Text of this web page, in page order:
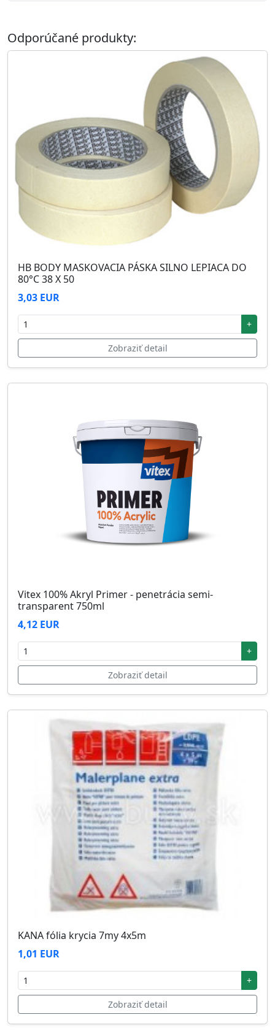
Odporúčané produkty:
HB BODY MASKOVACIA PÁSKA SILNO LEPIACA DO
80°C 38 X 50
3,03 EUR
+
Zobraziť detail
Vitex 100% Akryl Primer - penetrácia semi-
transparent 750ml
4,12 EUR
+
Zobraziť detail
KANA fólia krycia 7my 4x5m
1,01 EUR
+
Zobraziť detail